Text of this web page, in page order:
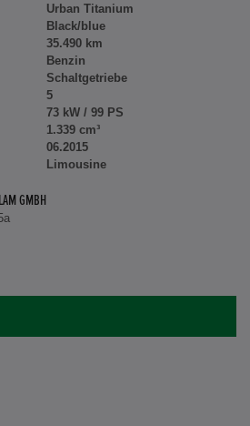
Urban Titanium
Black/blue
35.490 km
Benzin
Schaltgetriebe
5
73 kW / 99 PS
1.339 cm³
06.2015
Limousine
GMBH